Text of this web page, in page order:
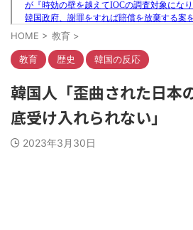
HOME > 教育 >
教育 歴史 韓国の反応
韓国人「歪曲された日本
底受け入れられない」
2023年3月30日